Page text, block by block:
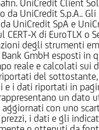
UniCredit Client
da UniCredit S.p.A..
UniCredit SpA e
X di EuroTLX o
degli strumenti
Bank GmbH esposti in
reale e calcolati sui
del
e i dati riportati in
un dato
aggiornati con uno
i dati e gli